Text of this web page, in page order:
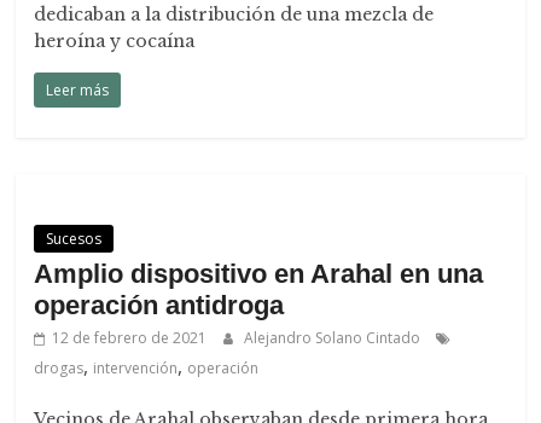
dedicaban a la distribución de una mezcla de
heroína y cocaína
Leer más
Sucesos
Amplio dispositivo en Arahal en una
operación antidroga
12 de febrero de 2021
Alejandro Solano Cintado
drogas, intervención, operación